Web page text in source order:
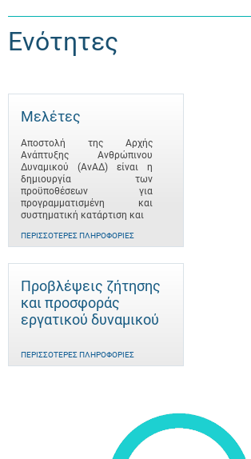
Ενότητες
Μελέτες
Αποστολή της Αρχής
Ανάπτυξης Ανθρώπινου
Δυναμικού (ΑνΑΔ) είναι η
δημιουργία των
προϋποθέσεων για
προγραμματισμένη και
συστηματική κατάρτιση και
ΠΕΡΙΣΣΌΤΕΡΕΣ ΠΛΗΡΟΦΟΡΊΕΣ
Προβλέψεις ζήτησης
και προσφοράς
εργατικού δυναμικού
ΠΕΡΙΣΣΌΤΕΡΕΣ ΠΛΗΡΟΦΟΡΊΕΣ